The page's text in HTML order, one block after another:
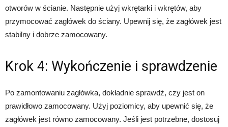
otworów w ścianie. Następnie użyj wkrętarki i wkrętów, aby
przymocować zagłówek do ściany. Upewnij się, że zagłówek jest
stabilny i dobrze zamocowany.
Krok 4: Wykończenie i sprawdzenie
Po zamontowaniu zagłówka, dokładnie sprawdź, czy jest on
prawidłowo zamocowany. Użyj poziomicy, aby upewnić się, że
zagłówek jest równo zamocowany. Jeśli jest potrzebne, dostosuj